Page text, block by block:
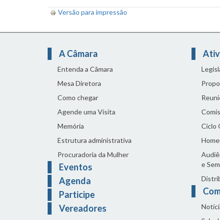
Versão para impressão
A Câmara
Entenda a Câmara
Mesa Diretora
Como chegar
Agende uma Visita
Memória
Estrutura administrativa
Procuradoria da Mulher
Eventos
Agenda
Participe
Vereadores
Ciclo
e